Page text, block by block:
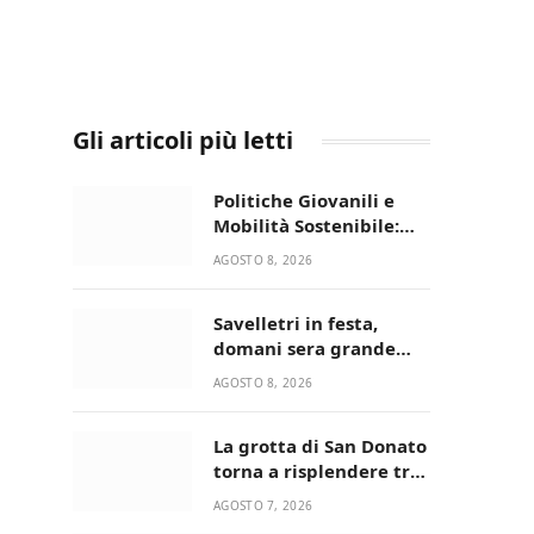
Gli articoli più letti
Politiche Giovanili e
Mobilità Sostenibile:
premiati gli studenti
AGOSTO 8, 2026
Savelletri in festa,
domani sera grande
spettacolo con Uccio De
AGOSTO 8, 2026
La grotta di San Donato
torna a risplendere tra
fede, natura e
AGOSTO 7, 2026